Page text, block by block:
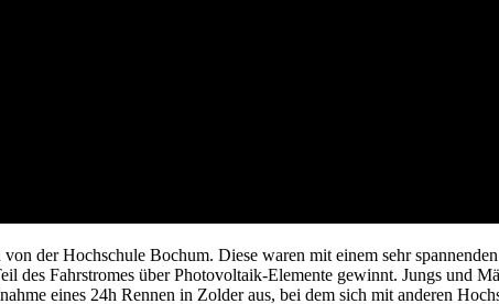
der Hochschule Bochum. Diese waren mit einem sehr
des Fahrstromes über Photovoltaik-Elemente gewinnt. Jungs und
eines 24h Rennen in Zolder aus, bei dem sich mit anderen